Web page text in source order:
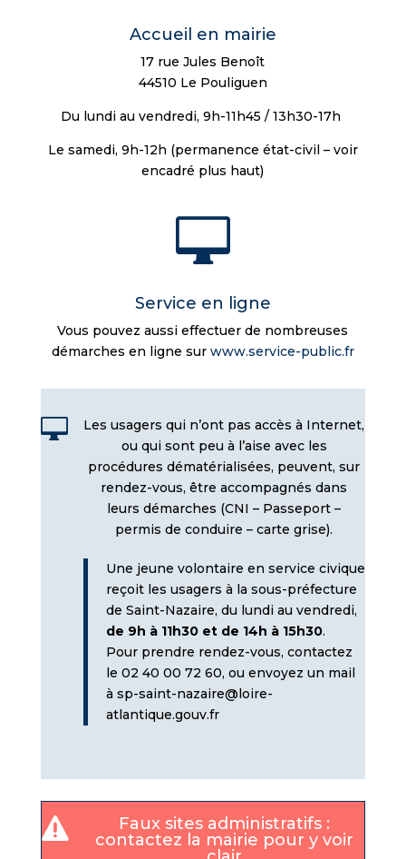
Accueil en mairie
17 rue Jules Benoît
44510 Le Pouliguen
Du lundi au vendredi, 9h-11h45 / 13h30-17h
Le samedi, 9h-12h (permanence état-civil – voir
encadré plus haut)

Service en ligne
Vous pouvez aussi effectuer de nombreuses
démarches en ligne sur www.service-public.fr

Les usagers qui n’ont pas accès à Internet,
ou qui sont peu à l’aise avec les
procédures dématérialisées, peuvent, sur
rendez-vous, être accompagnés dans
leurs démarches (CNI – Passeport –
permis de conduire – carte grise).
Une jeune volontaire en service civique
reçoit les usagers à la sous-préfecture
de Saint-Nazaire, du lundi au vendredi,
de 9h à 11h30 et de 14h à 15h30.
Pour prendre rendez-vous, contactez
le 02 40 00 72 60, ou envoyez un mail
à sp-saint-nazaire@loire-
atlantique.gouv.fr

Faux sites administratifs :
contactez la mairie pour y voir